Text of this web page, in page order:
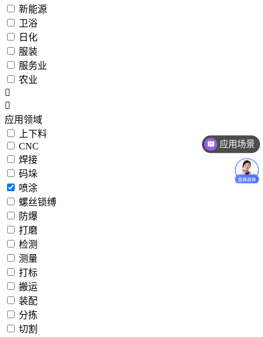
新能源
卫浴
日化
服装
服务业
农业
应用领域
上下料
CNC
焊接
码垛
喷涂
螺丝锁缚
防爆
打磨
检测
测量
打标
搬运
装配
分拣
切割
应用场景